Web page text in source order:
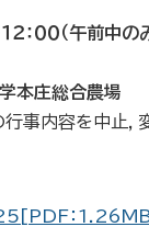
２：００（午前中の
学本庄総合農場
内容を中止，
：